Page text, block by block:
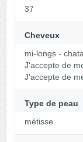
37
Cheveux
mi-longs -
J'accepte de
J'accepte de
Type de peau
métisse